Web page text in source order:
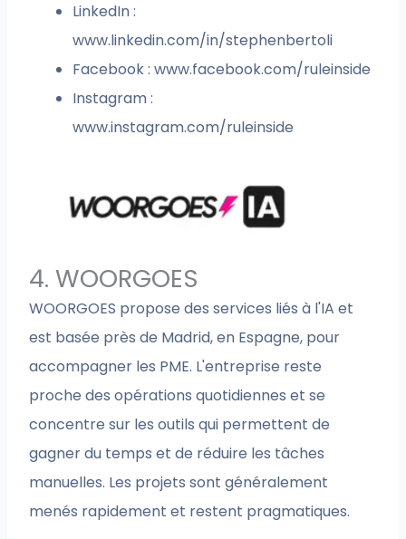
LinkedIn :
www.linkedin.com/in/stephenbertoli
Facebook : www.facebook.com/ruleinside
Instagram :
www.instagram.com/ruleinside
4. WOORGOES
WOORGOES propose des services liés à l'IA et
est basée près de Madrid, en Espagne, pour
accompagner les PME. L'entreprise reste
proche des opérations quotidiennes et se
concentre sur les outils qui permettent de
gagner du temps et de réduire les tâches
manuelles. Les projets sont généralement
menés rapidement et restent pragmatiques.